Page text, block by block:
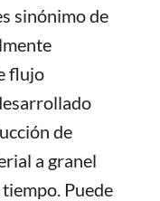
sinónimo de
flujo
de
a granel
Puede